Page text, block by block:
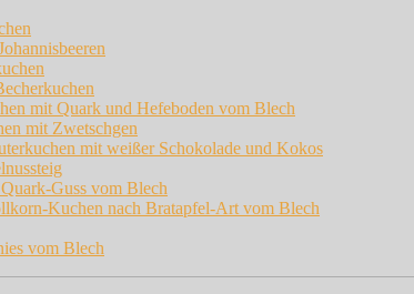
mit Quark und Hefeboden vom Blech
mit Zwetschgen
mit weißer Schokolade und Kokos
Guss vom Blech
Kuchen nach Bratapfel-Art vom Blech
vom Blech